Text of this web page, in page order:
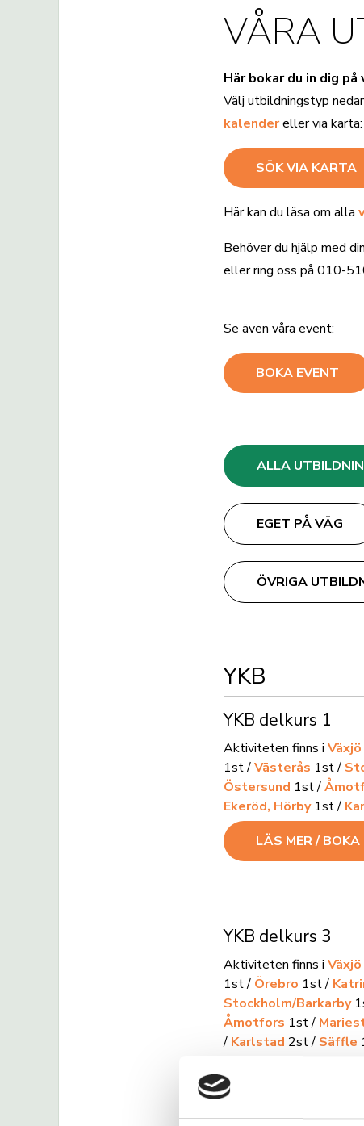
VÅRA
Här bokar du in dig
Välj utbildningstyp
kalendereller via karta:
SÖK VIA KARTA
Här kan du läsa om alla
Behöver du hjälp med
eller ring oss på 010-
Se även våra event:
BOKA EVENT
ALLA
EGET PÅ VÄG
ÖVRIGA
YKB
YKB delkurs 1
Aktiviteten finns i Växjö
1st /Västerås 1st /
Östersund 1st /
Ekeröd, Hörby1st /
LÄS MER /
YKB delkurs 3
Aktiviteten finns i Växjö
1st / Örebro 1st /
Stockholm/Barkarby
Åmotfors 1st /
/ Karlstad 2st / Säffle